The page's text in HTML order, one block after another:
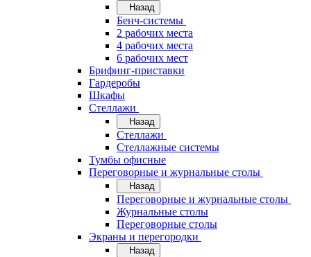
Назад
Бенч-системы
2 рабочих места
4 рабочих места
6 рабочих мест
Брифинг-приставки
Гардеробы
Шкафы
Стеллажи
Назад
Стеллажи
Стеллажные системы
Тумбы офисные
Переговорные и журнальные столы
Назад
Переговорные и журнальные столы
Журнальные столы
Переговорные столы
Экраны и перегородки
Назад